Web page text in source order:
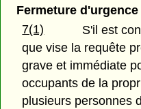
Fermeture d'urgence
7(1)
S'il est
que vise la requête
grave et immédiate
occupants de la
plusieurs personnes